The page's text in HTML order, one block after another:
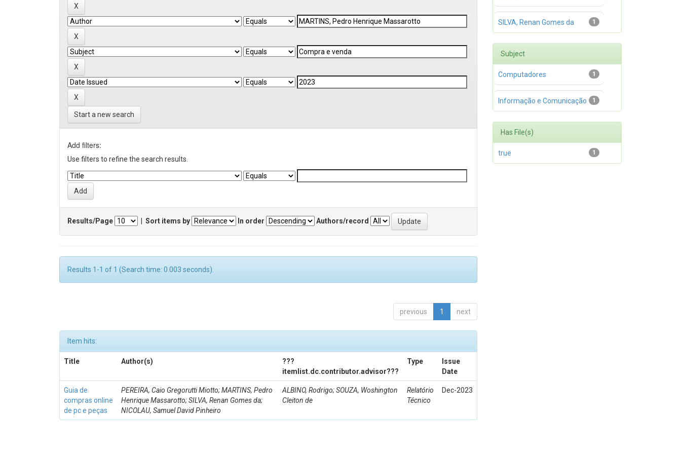
Start a new search
Add filters:
Use filters to refine the search results.
Results/Page Sort items by In order Authors/record
Results 1-1 of 1 (Search time: 0.003 seconds).
previous 1 next
Item hits:
Title Author(s)
???
itemlist.dc.contributor.advisor???
Type
Issue
Date
Guia de
compras online
de pc e peças
PEREIRA, Caio Gregorutti Miotto; MARTINS, Pedro
Henrique Massarotto; SILVA, Renan Gomes da;
NICOLAU, Samuel David Pinheiro
ALBINO, Rodrigo; SOUZA, Woshington
Cleiton de
Relatório
Técnico
Dec-2023
1
SILVA, Renan Gomes da
Subject
1
Computadores
1
Informação e Comunicação
Has File(s)
1
true